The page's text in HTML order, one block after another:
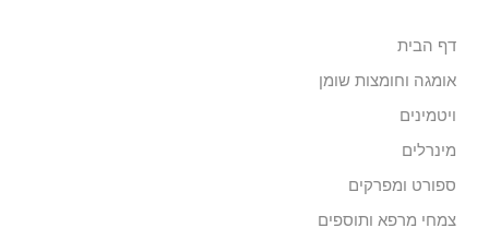
דף הבית
אומגה וחומצות שומן
ויטמינים
מינרלים
ספורט ומפרקים
צמחי מרפא ותוספים